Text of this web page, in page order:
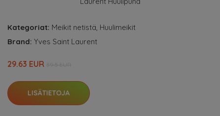
Kategoriat: Meikit netistä, Huulimeikit
Brand: Yves Saint Laurent
29.63 EUR
LISÄTIETOJA